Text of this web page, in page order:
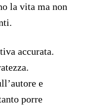
la vita ma non
accurata.
e
porre